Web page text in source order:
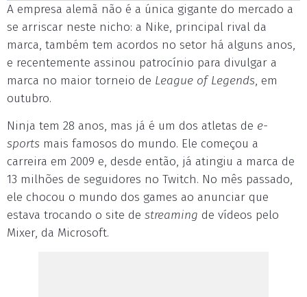
A empresa alemã não é a única gigante do mercado a
se arriscar neste nicho: a Nike, principal rival da
marca, também tem acordos no setor há alguns anos,
e recentemente assinou patrocínio para divulgar a
marca no maior torneio de League of Legends, em
outubro.
Ninja tem 28 anos, mas já é um dos atletas de e-
sports mais famosos do mundo. Ele começou a
carreira em 2009 e, desde então, já atingiu a marca de
13 milhões de seguidores no Twitch. No mês passado,
ele chocou o mundo dos games ao anunciar que
estava trocando o site de streaming de vídeos pelo
Mixer, da Microsoft.